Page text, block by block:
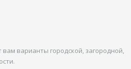
варианты городской, загородной,